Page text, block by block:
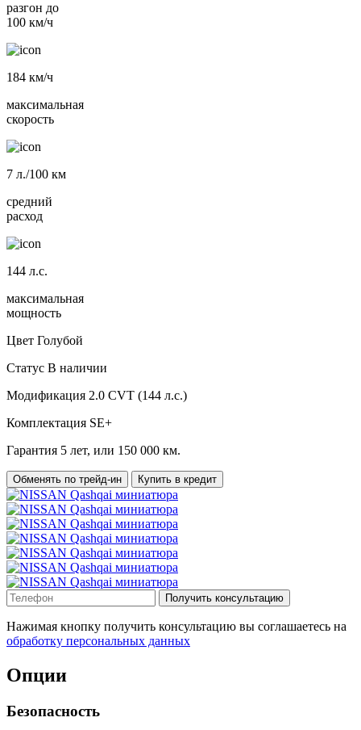
разгон до
100 км/ч
184 км/ч
максимальная
скорость
7 л./100 км
средний
расход
144 л.с.
максимальная
мощность
Цвет Голубой
Статус В наличии
Модификация 2.0 CVT (144 л.с.)
Комплектация SE+
Гарантия 5 лет, или 150 000 км.
Обменять по трейд-ин Купить в кредит
Получить консультацию
Нажимая кнопку получить консультацию вы соглашаетесь на
обработку персональных данных
Опции
Безопасность